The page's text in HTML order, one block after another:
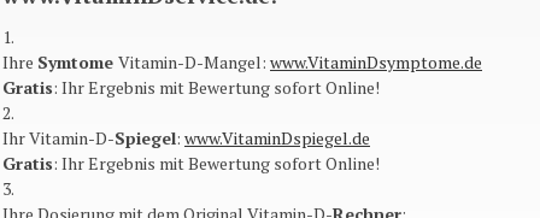
1.
Ihre Symtome Vitamin-D-Mangel: www.VitaminDsymptome.de
Gratis: Ihr Ergebnis mit Bewertung sofort Online​!
2.
Ihr Vitamin-D-Spiegel: www.VitaminDspiegel.de
Gratis: Ihr Ergebnis mit Bewertung sofort Online​!
3.